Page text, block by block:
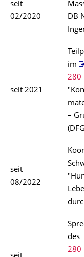
seit
02/2020
DB
seit 2021
im
280
–
seit
08/2022
des
280